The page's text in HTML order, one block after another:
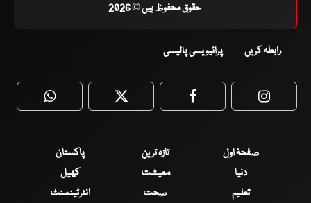
حقوق محفوظ ہیں © 2026
رابطہ کریں پرائیویسی پالیسی
WhatsApp Twitter Facebook
صفحۂ اول تازہ ترین
پاکستان
دنیا
معیشت
کھیل
تعلیم
صحت انٹرٹینمنٹ